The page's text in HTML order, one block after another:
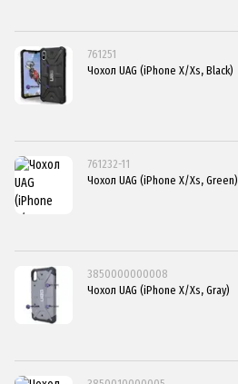
761251
Чохол UAG (iPhone X/Xs, Black)
761232-11
Чохол UAG (iPhone X/Xs, Green)
3850000000008
Чохол UAG (iPhone X/Xs, Gray)